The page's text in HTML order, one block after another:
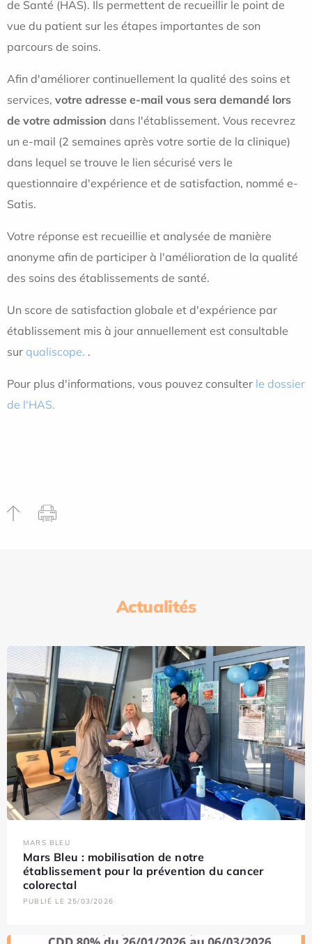
de Santé (HAS). Ils permettent de recueillir le point de
vue du patient sur les étapes importantes de son
parcours de soins.
Afin d'améliorer continuellement la qualité des soins et
services, votre adresse e-mail vous sera demandé lors
de votre admission dans l'établissement. Vous recevrez
un e-mail (2 semaines après votre sortie de la clinique)
dans lequel se trouve le lien sécurisé vers le
questionnaire d'expérience et de satisfaction, nommé e-
Satis.
Votre réponse est recueillie et analysée de manière
anonyme afin de participer à l'amélioration de la qualité
des soins des établissements de santé.
Un score de satisfaction globale et d'expérience par
établissement mis à jour annuellement est consultable
sur qualiscope. .
Pour plus d'informations, vous pouvez consulter le dossier
de l'HAS.
Actualités
MARS BLEU
Mars Bleu : mobilisation de notre
établissement pour la prévention du cancer
colorectal
PUBLIÉ LE 25/03/2026